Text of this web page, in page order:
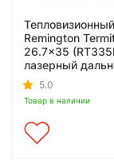
Remington
26.7x35
лазерный
5.0
Товар в наличии